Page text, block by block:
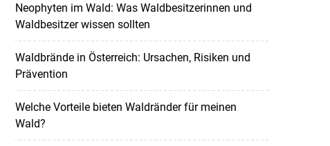
Neophyten im Wald: Was Waldbesitzerinnen und
Waldbesitzer wissen sollten
Waldbrände in Österreich: Ursachen, Risiken und
Prävention
Welche Vorteile bieten Waldränder für meinen
Wald?